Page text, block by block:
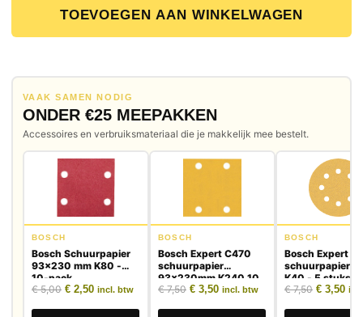
TOEVOEGEN AAN WINKELWAGEN
VAAK SAMEN NODIG
ONDER €25 MEEPAKKEN
Accessoires en verbruiksmateriaal die je makkelijk mee bestelt.
BOSCH
Bosch Schuurpapier
93x230 mm K80 -
10-pack
€5,00 Oorspronkelijke prijs was: € 5,00.
€ 2,50Huidige prijs is: € 2,50.
incl. btw
BOSCH
Bosch Expert C470
schuurpapier
93x230mm K240 10
stuks
€7,50 Oorspronkelijke prijs was: € 7,50.
€ 3,50Huidige prijs is: € 3,50.
incl. btw
BOSCH
Bosch Expert
schuurpapier
K40 - 5 stuks
€7,50 € 3,50